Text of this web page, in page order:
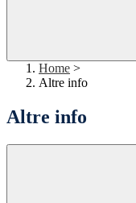
Home >
Altre info
Altre info